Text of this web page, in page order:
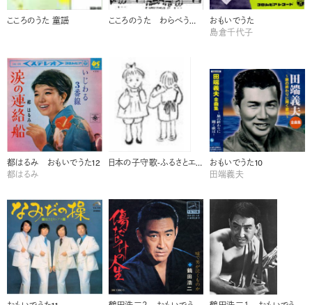
こころのうた 童謡 こころのうた わらべうた・古謡
おもいでうた
島倉千代子
都はるみ おもいでうた12
都はるみ
日本の子守歌-ふるさとエレジー- 監修 菅野覧
おもいでうた10
田端義夫